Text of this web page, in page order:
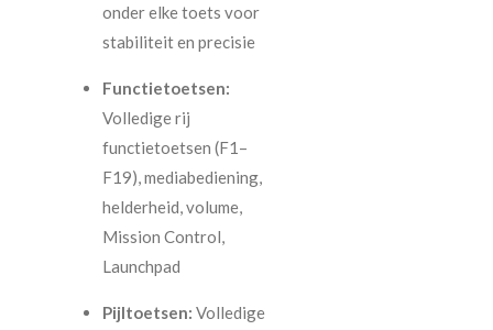
onder elke toets voor
stabiliteit en precisie
Functietoetsen:
Volledige rij
functietoetsen (F1–
F19), mediabediening,
helderheid, volume,
Mission Control,
Launchpad
Pijltoetsen: Volledige